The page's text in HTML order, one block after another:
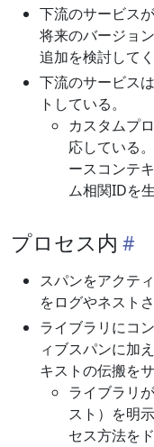
下流のサービス
将来のバージョ
追加を検討してく
下流のサービス
トしている。
カスタムプ
応している
ースコンテ
ム相関IDを
プロセス内
スパンをアクテ
をログやネスト
ライブラリにコ
ィブスパンに加
キストの伝搬を
ライブラリ
スト）を明
セス方法を